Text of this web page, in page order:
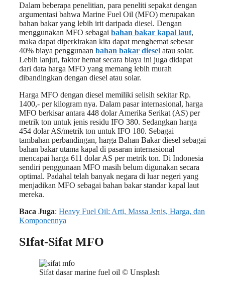
Dalam beberapa penelitian, para peneliti sepakat dengan
argumentasi bahwa Marine Fuel Oil (MFO) merupakan
bahan bakar yang lebih irit daripada diesel. Dengan
menggunakan MFO sebagai bahan bakar kapal laut,
maka dapat diperkirakan kita dapat menghemat sebesar
40% biaya penggunaan bahan bakar diesel atau solar.
Lebih lanjut, faktor hemat secara biaya ini juga didapat
dari data harga MFO yang memang lebih murah
dibandingkan dengan diesel atau solar.
Harga MFO dengan diesel memiliki selisih sekitar Rp.
1400,- per kilogram nya. Dalam pasar internasional, harga
MFO berkisar antara 448 dolar Amerika Serikat (AS) per
metrik ton untuk jenis residu IFO 380. Sedangkan harga
454 dolar AS/metrik ton untuk IFO 180. Sebagai
tambahan perbandingan, harga Bahan Bakar diesel sebagai
bahan bakar utama kapal di pasaran internasional
mencapai harga 611 dolar AS per metrik ton. Di Indonesia
sendiri penggunaan MFO masih belum digunakan secara
optimal. Padahal telah banyak negara di luar negeri yang
menjadikan MFO sebagai bahan bakar standar kapal laut
mereka.
Baca Juga: Heavy Fuel Oil: Arti, Massa Jenis, Harga, dan
Komponennya
SIfat-Sifat MFO
Sifat dasar marine fuel oil © Unsplash